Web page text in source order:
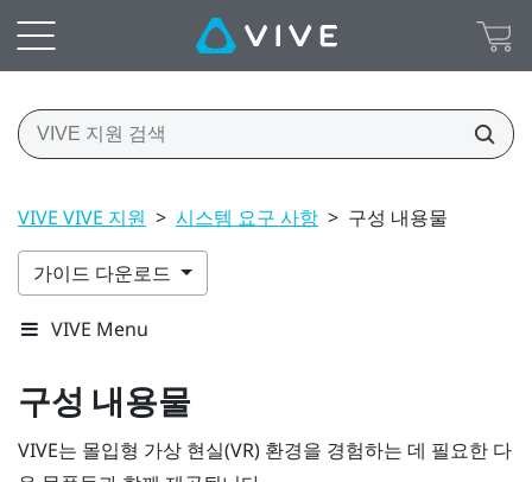
VIVE VIVE 지원 > 시스템 요구 사항 > 구성 내용물
가이드 다운로드
VIVE Menu
구성 내용물
VIVE는 몰입형 가상 현실(VR) 환경을 경험하는 데 필요한 다